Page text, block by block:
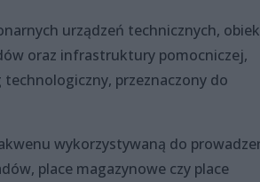
urządzeń technicznych,
oraz infrastruktury pomocniczej,
przeznaczony do
wykorzystywaną do
place magazynowe czy place